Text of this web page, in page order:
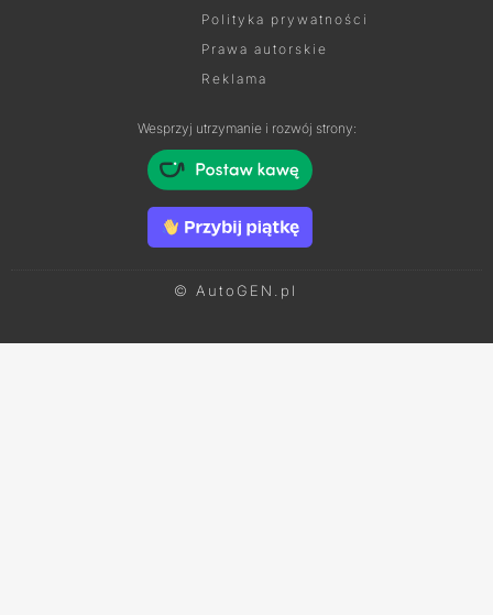
Polityka prywatności
Prawa autorskie
Reklama
Wesprzyj utrzymanie i rozwój strony:
© AutoGEN.pl